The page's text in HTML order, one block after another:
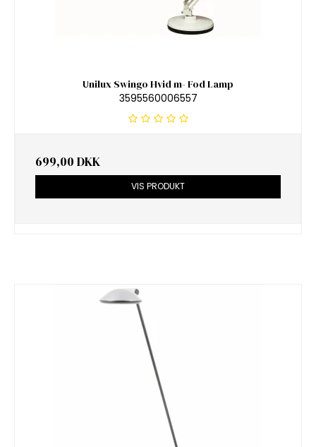
Unilux Swingo Hvid m- Fod Lamp
3595560006557
699,00 DKK
VIS PRODUKT